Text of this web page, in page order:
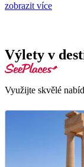
zobrazit více
Výlety v
Využijte skvělé